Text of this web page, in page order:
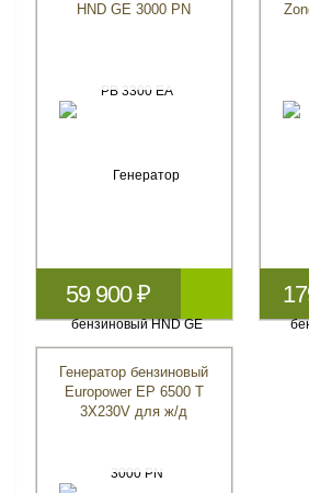
HND GE 3000 PN
59 900 ₽
Генератор бензиновый
Europower ЕР 6500 T
3X230V для ж/д